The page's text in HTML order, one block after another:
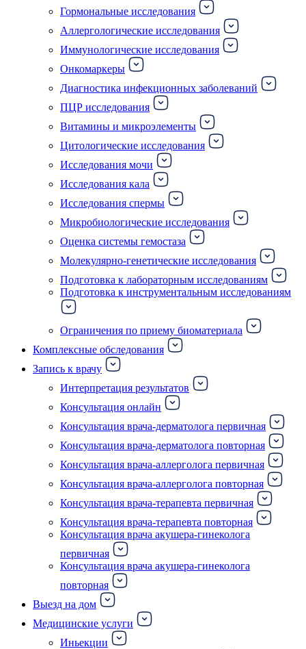
Гормональные исследования
Аллергологические исследования
Иммунологические исследования
Онкомаркеры
Диагностика инфекционных заболеваний
ПЦР исследования
Витамины и микроэлементы
Цитологические исследования
Исследования мочи
Исследования кала
Исследования спермы
Микробиологические исследования
Оценка системы гемостаза
Молекулярно-генетические исследования
Подготовка к лабораторным исследованиям
Подготовка к инструментальным исследованиям
Ограничения по приему биоматериала
Комплексные обследования
Запись к врачу
Интерпретация результатов
Консультация онлайн
Консультация врача-дерматолога первичная
Консультация врача-дерматолога повторная
Консультация врача-аллерголога первичная
Консультация врача-аллерголога повторная
Консультация врача-терапевта первичная
Консультация врача-терапевта повторная
Консультация врача акушера-гинеколога
первичная
Консультация врача акушера-гинеколога
повторная
Выезд на дом
Медицинские услуги
Иньекции